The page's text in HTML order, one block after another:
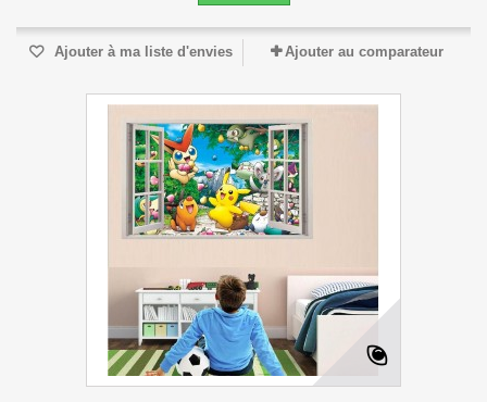
Ajouter à ma liste d'envies Ajouter au comparateur